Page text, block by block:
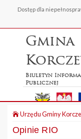
Dostęp dla
Gmina
Biuletyn
Publicznej
Urzędu Gminy
Opinie RIO